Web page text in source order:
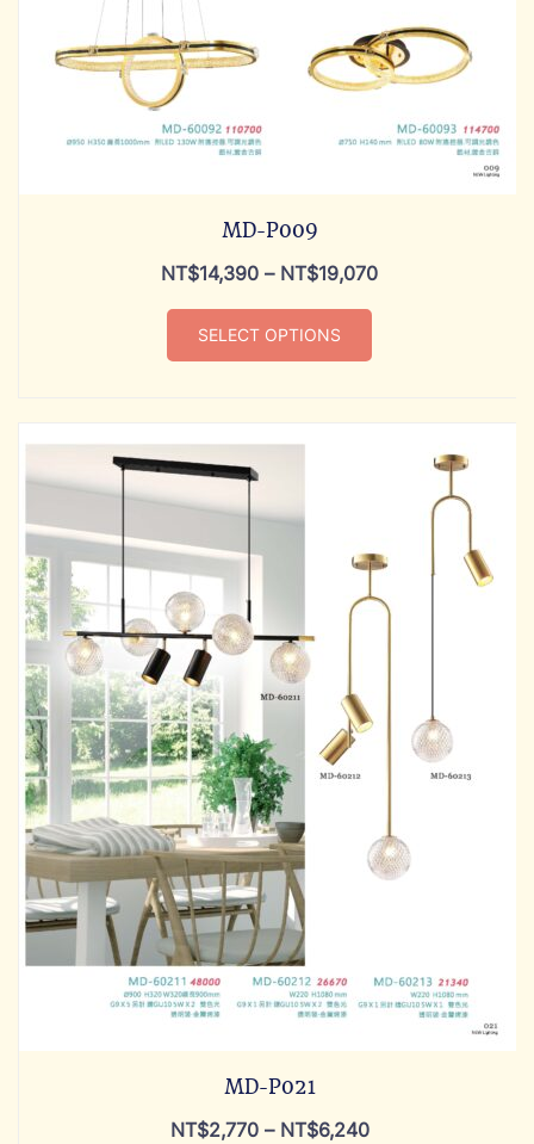
MD-P009
NT$14,390 – NT$19,070
SELECT OPTIONS
MD-P021
NT$2,770– NT$6,240